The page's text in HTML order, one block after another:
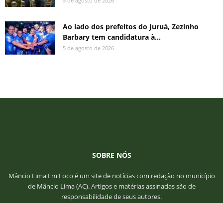
Ao lado dos prefeitos do Juruá, Zezinho
Barbary tem candidatura à...
5 de agosto de 2026
SOBRE NÓS
Mâncio Lima Em Foco é um site de notícias com redação no município
de Mâncio Lima (AC). Artigos e matérias assinadas são de
responsabilidade de seus autores.